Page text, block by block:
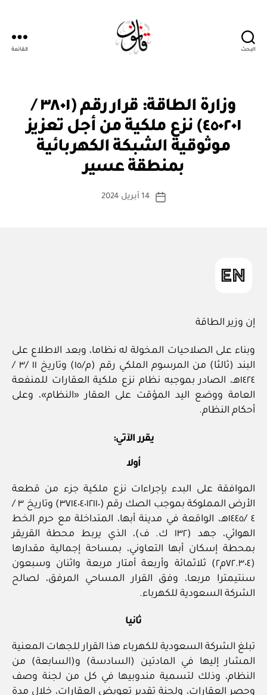
البحث القائمة
التصنيفات
وزارة الطاقة: قرار رقم (٣٨٠١ /
٤٥٠٢٠١) نزع ملكية من أجل تعزيز
موثوقية الشبكة الكهربائية
بمنطقة عسير
كاتب
س
ة
تاريخ
14 أبريل 2024
إن وزير الطاقة
وبناء على الصلاحيات المخولة له نظاما، وبعد الاطلاع على
البند (ثالثا) من المرسوم الملكي رقم (م/١٥) وتاريخ ١١ /٣ /
١٤٢٤هـ، الصادر بموجبه نظام نزع ملكية العقارات للمنفعة
العامة ووضع اليد المؤقت على العقار «النظام»، وعلى
أحكام النظام.
يقرر الآتي:
أولا
الموافقة على البدء بإجراءات نزع ملكية جزء من قطعة
الأرض المملوكة بموجب الصك رقم (٣٧١٤٠٤٠١٢١١٠) وتاريخ ٣ /
٤ /١٤٤٥هـ، الواقعة في مدينة أبها، المتداخلة مع حرم الخط
الهوائي، جهد (١٣٢ ك. ف)، الذي يربط محطة القريقر
بمحطة إسكان أبها التعاوني، بمساحة إجمالية مقدارها
(٧٢.٣٠٤م٢) ثلاثمائة وأربعة أمتار مربعة واثنان وسبعون
سنتيمترا مربعا، وفق القرار المساحي المرفق، لصالح
الشركة السعودية للكهرباء.
ثانيا
تبلغ الشركة السعودية للكهرباء هذا القرار للجهات المعنية
المشار إليها في المادتين (السادسة) و(السابعة) من
النظام، وذلك لتسمية مندوبيها في كل من لجنة وصف
وحصر العقارات، ولجنة تقدير تعويض العقارات، خلال مدة